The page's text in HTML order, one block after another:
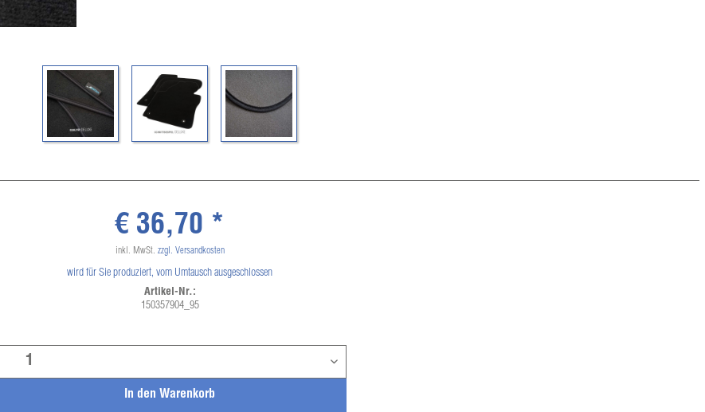
In den Warenkorb
€ 36,70 *
inkl. MwSt. zzgl. Versandkosten
wird für Sie produziert, vom Umtausch ausgeschlossen
Artikel-Nr.:
150357904_95